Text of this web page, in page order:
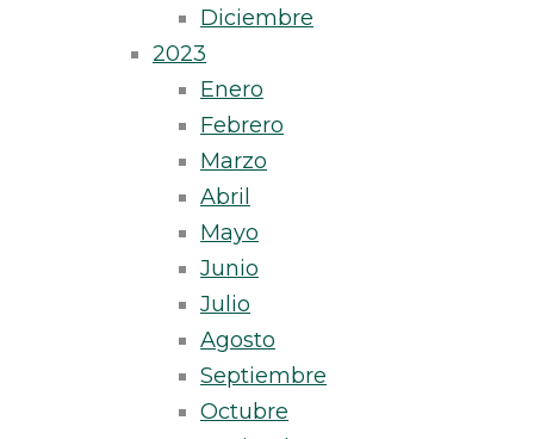
Diciembre
2023
Enero
Febrero
Marzo
Abril
Mayo
Junio
Julio
Agosto
Septiembre
Octubre